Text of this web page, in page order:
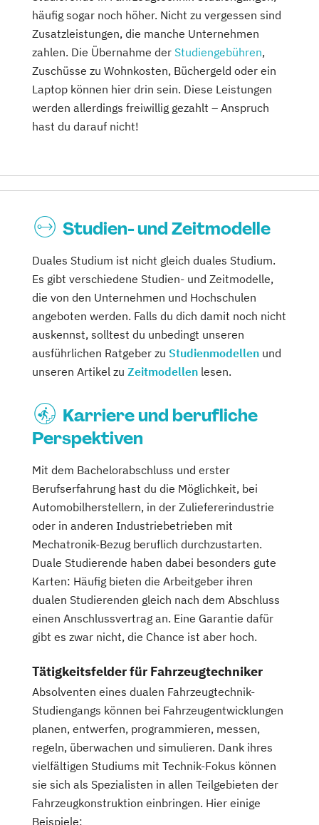
häufig sogar noch höher. Nicht zu vergessen sind
Zusatzleistungen, die manche Unternehmen
zahlen. Die Übernahme der Studiengebühren,
Zuschüsse zu Wohnkosten, Büchergeld oder ein
Laptop können hier drin sein. Diese Leistungen
werden allerdings freiwillig gezahlt – Anspruch
hast du darauf nicht!
Studien- und Zeitmodelle
Duales Studium ist nicht gleich duales Studium.
Es gibt verschiedene Studien- und Zeitmodelle,
die von den Unternehmen und Hochschulen
angeboten werden. Falls du dich damit noch nicht
auskennst, solltest du unbedingt unseren
ausführlichen Ratgeber zu Studienmodellen und
unseren Artikel zu Zeitmodellen lesen.
Karriere und berufliche
Perspektiven
Mit dem Bachelorabschluss und erster
Berufserfahrung hast du die Möglichkeit, bei
Automobilherstellern, in der Zuliefererindustrie
oder in anderen Industriebetrieben mit
Mechatronik-Bezug beruflich durchzustarten.
Duale Studierende haben dabei besonders gute
Karten: Häufig bieten die Arbeitgeber ihren
dualen Studierenden gleich nach dem Abschluss
einen Anschlussvertrag an. Eine Garantie dafür
gibt es zwar nicht, die Chance ist aber hoch.
Tätigkeitsfelder für Fahrzeugtechniker
Absolventen eines dualen Fahrzeugtechnik-
Studiengangs können bei Fahrzeugentwicklungen
planen, entwerfen, programmieren, messen,
regeln, überwachen und simulieren. Dank ihres
vielfältigen Studiums mit Technik-Fokus können
sie sich als Spezialisten in allen Teilgebieten der
Fahrzeugkonstruktion einbringen. Hier einige
Beispiele: